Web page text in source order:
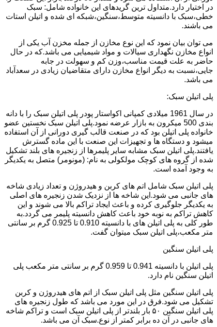
در اختیار دارد.متداول ترین گریدهای این خانواده شامل: سبک
خطی،سبک با دانسیته متوسط،سنگین،شبکه ای شده و اتیلن استات
می باشند.
می توان بیان نمود که این نوع مخازن از جمله مخزن آب یکی از
انواع مخازن نگهداری سیالات و مواد شیمیایی می باشد.که در حال
حاضر به علت قیمت مناسب،وزن کم و سهولت در جابه
جایی،نسبت به دیگر انواع مخازن دارای متقاضیان زیادی در سعدآباد
می باشد.
پلی اتیلن سبک:
در سال 1961 میلادی کمپانی اکواستار پودر پلی اتیلن سبک را با دانه
بندی 500 میکرون به بازار عرضه نمود.پلی اتیلن سبک نخستین عضو
خانواده پلی اتیلن بود که در صنعت قالب گیری دورانی از آن استفاده
میشود و دستگاه ها و تجهیزات این صنعت با این ماده گسترش
یافتند.پلی اتیلن سبک مشابه سایر پلیمرها از زنجیره های بلند تشکیل
شده از گروه های کوچک مولکولی به نام: (مونومر) متصل به یکدیگر
به وجود آمده است.
پلی اتیلن سبک شامل اتم های کربن و هیدروژن و تعداد زیادی شاخه
های جانبی می شود.این شاخه ها از نزدیک شدن زنجیره های اصلی
به یکدیگر جلوگیری کرده و باعث ایجاد تراکم بالا می شوند و این
کاهش تراکم به نوبه خود باعث کاهش دانسیته پلیمر می گردد.به
طور کلی به پلی اتیلن های با دانسیته 0.910 تا 0.925 گرم بر سانتی
متر مکعب،پلی اتیلن سبک میتوان گفت.
پلی اتیلن سنگین
پلی اتیلن با دانسیته 0.941 تا 0.959 گرم بر سانتی متر مکعب پلی
اتیلن سنگین نام دارد.
پلی اتیلن سنگین مثل پلی اتیلن سبک از اتم های هیدروژن و کربن
تشکیل می شود.فرق در این مورد می باشد که طول زنجیره های
پلی اتیلن سنگین ۵۰ بار بلندتر از پلی اتیلن سبک است و تراکم شاخه
های جانبی در آن ده برابر کمتر از نوع.سبک آن می باشد.